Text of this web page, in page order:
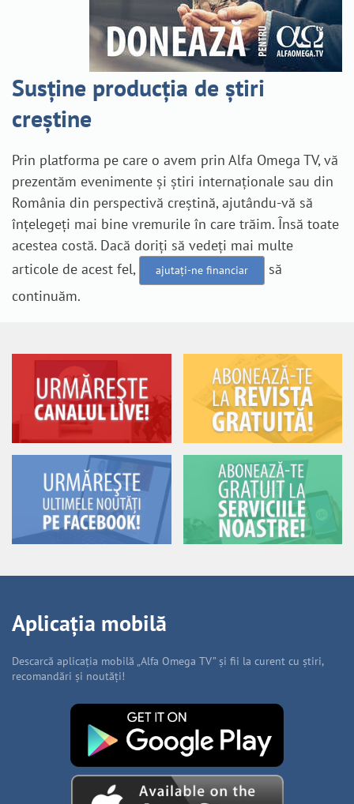
Susține producția de știri
creștine
Prin platforma pe care o avem prin Alfa Omega TV, vă
prezentăm evenimente și știri internaționale sau din
România din perspectivă creștină, ajutându-vă să
înțelegeți mai bine vremurile în care trăim. Însă toate
acestea costă. Dacă doriți să vedeți mai multe
articole de acest fel,
ajutați-ne financiar
să
continuăm.
Aplicația mobilă
Descarcă aplicația mobilă „Alfa Omega TV” și fii la curent cu știri,
recomandări și noutăți!